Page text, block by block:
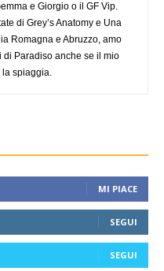
e Giorgio o il GF Vip.
di Grey’s Anatomy e Una
Romagna e Abruzzo, amo
Paradiso anche se il mio
la spiaggia.
MI PIACE
SEGUI
SEGUI